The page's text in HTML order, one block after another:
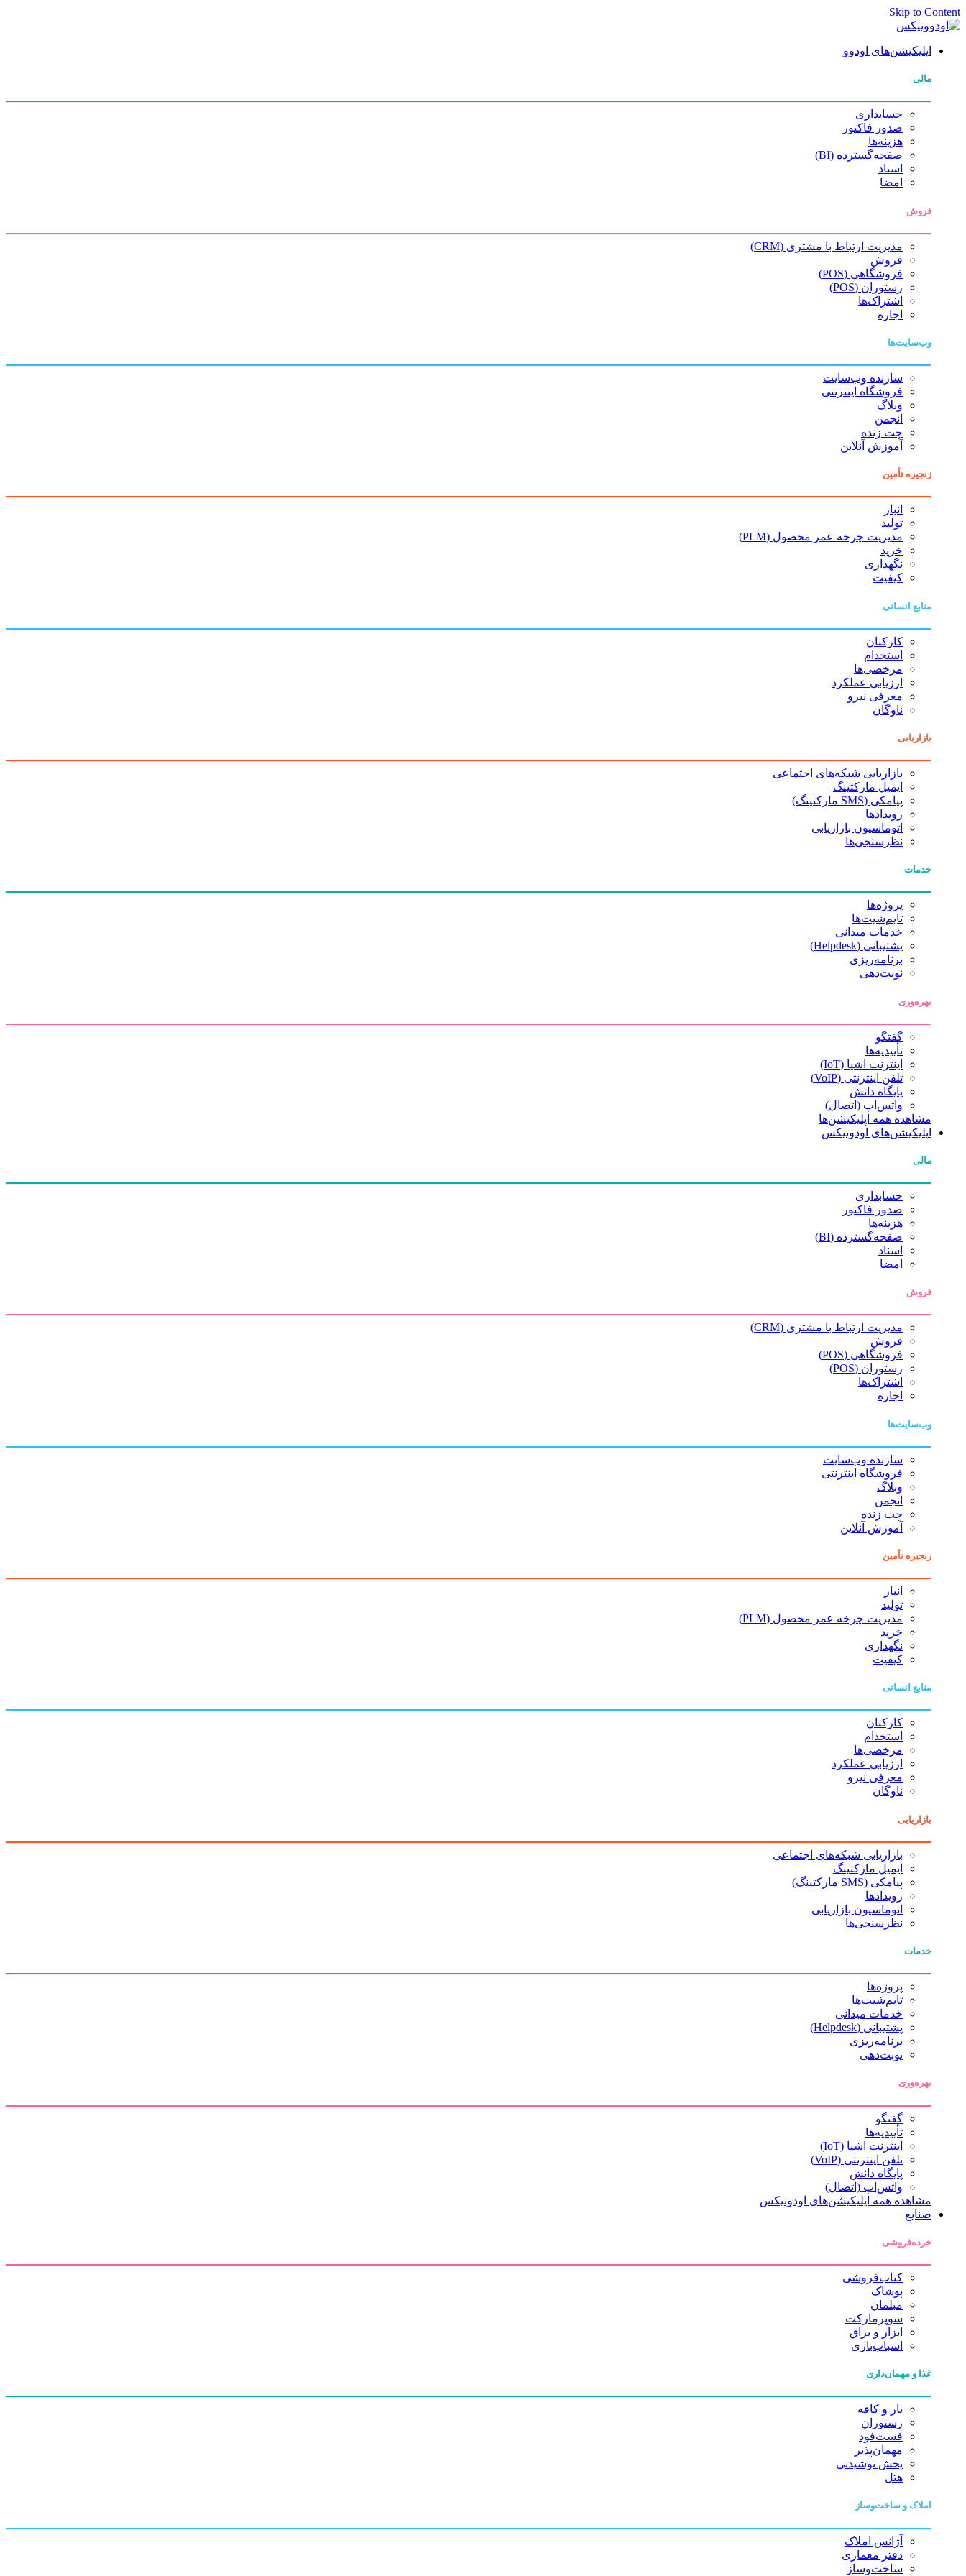
Skip to Content
اپلیکیشن‌های اودوو
مالی
حسابداری
صدور فاکتور
هزینه‌ها
صفحه‌گسترده (BI)
اسناد
امضا
فروش
مدیریت ارتباط با مشتری (CRM)
فروش
فروشگاهی (POS)
رستوران (POS)
اشتراک‌ها
اجاره
وب‌سایت‌ها
سازنده وب‌سایت
فروشگاه اینترنتی
وبلاگ
انجمن
چت زنده
آموزش آنلاین
زنجیره تأمین
انبار
تولید
مدیریت چرخه عمر محصول (PLM)
خرید
نگهداری
کیفیت
منابع انسانی
کارکنان
استخدام
مرخصی‌ها
ارزیابی عملکرد
معرفی نیرو
ناوگان
بازاریابی
بازاریابی شبکه‌های اجتماعی
ایمیل مارکتینگ
پیامکی (SMS مارکتینگ)
رویدادها
اتوماسیون بازاریابی
نظرسنجی‌ها
خدمات
پروژه‌ها
تایم‌شیت‌ها
خدمات میدانی
پشتیبانی (Helpdesk)
برنامه‌ریزی
نوبت‌دهی
بهره‌وری
گفتگو
تأییدیه‌ها
اینترنت اشیا (IoT)
تلفن اینترنتی (VoIP)
پایگاه دانش
واتس‌اپ (اتصال)
مشاهده همه اپلیکیشن‌ها
اپلیکیشن‌های اودونیکس
مالی
حسابداری
صدور فاکتور
هزینه‌ها
صفحه‌گسترده (BI)
اسناد
امضا
فروش
مدیریت ارتباط با مشتری (CRM)
فروش
فروشگاهی (POS)
رستوران (POS)
اشتراک‌ها
اجاره
وب‌سایت‌ها
سازنده وب‌سایت
فروشگاه اینترنتی
وبلاگ
انجمن
چت زنده
آموزش آنلاین
زنجیره تأمین
انبار
تولید
مدیریت چرخه عمر محصول (PLM)
خرید
نگهداری
کیفیت
منابع انسانی
کارکنان
استخدام
مرخصی‌ها
ارزیابی عملکرد
معرفی نیرو
ناوگان
بازاریابی
بازاریابی شبکه‌های اجتماعی
ایمیل مارکتینگ
پیامکی (SMS مارکتینگ)
رویدادها
اتوماسیون بازاریابی
نظرسنجی‌ها
خدمات
پروژه‌ها
تایم‌شیت‌ها
خدمات میدانی
پشتیبانی (Helpdesk)
برنامه‌ریزی
نوبت‌دهی
بهره‌وری
گفتگو
تأییدیه‌ها
اینترنت اشیا (IoT)
تلفن اینترنتی (VoIP)
پایگاه دانش
واتس‌اپ (اتصال)
مشاهده همه اپلیکیشن‌های اودونیکس
صنایع
خرده‌فروشی
کتاب‌فروشی
پوشاک
مبلمان
سوپرمارکت
ابزار و یراق
اسباب‌بازی
غذا و مهمان‌داری
بار و کافه
رستوران
فست‌فود
مهمان‌پذیر
پخش نوشیدنی
هتل
املاک و ساخت‌وساز
آژانس املاک
دفتر معماری
ساخت‌وساز